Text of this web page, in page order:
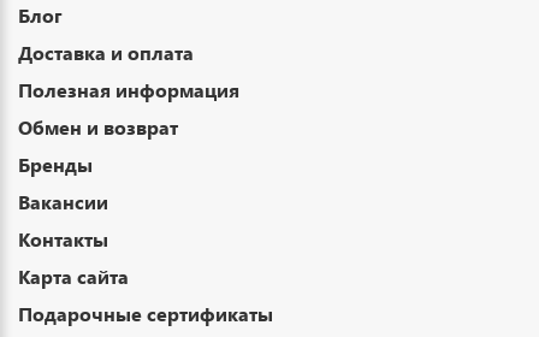
Блог
Доставка и оплата
Полезная информация
Обмен и возврат
Бренды
Вакансии
Контакты
Карта сайта
Подарочные сертификаты